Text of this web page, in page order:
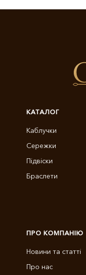
КАТАЛОГ
Каблучки
Сережки
Підвіски
Браслети
ПРО КОМПАНІЮ
Новини та статті
Про нас